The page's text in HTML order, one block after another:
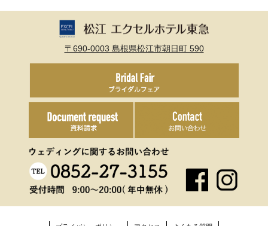
〒690-0003 島根県松江市朝日町 590